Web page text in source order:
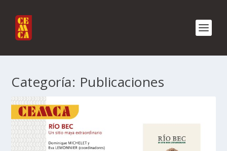
Categoría: Publicaciones